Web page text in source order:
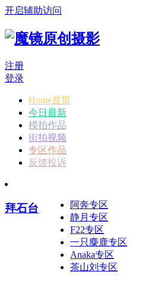
开启辅助访问
注册
登录
Home首页
今日最新
模拍作品
街拍视频
专区作品
反馈投诉
拜石台
阿奔专区
静月专区
F22专区
一只麋鹿专区
Anaka专区
茶山刘专区